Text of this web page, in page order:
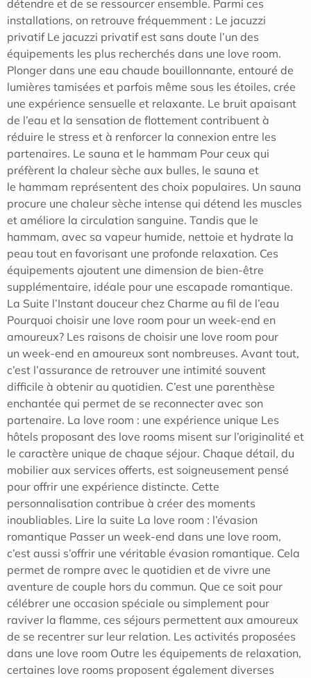
détendre et de se ressourcer ensemble. Parmi ces
installations, on retrouve fréquemment : Le jacuzzi
privatif Le jacuzzi privatif est sans doute l’un des
équipements les plus recherchés dans une love room.
Plonger dans une eau chaude bouillonnante, entouré de
lumières tamisées et parfois même sous les étoiles, crée
une expérience sensuelle et relaxante. Le bruit apaisant
de l’eau et la sensation de flottement contribuent à
réduire le stress et à renforcer la connexion entre les
partenaires. Le sauna et le hammam Pour ceux qui
préfèrent la chaleur sèche aux bulles, le sauna et
le hammam représentent des choix populaires. Un sauna
procure une chaleur sèche intense qui détend les muscles
et améliore la circulation sanguine. Tandis que le
hammam, avec sa vapeur humide, nettoie et hydrate la
peau tout en favorisant une profonde relaxation. Ces
équipements ajoutent une dimension de bien-être
supplémentaire, idéale pour une escapade romantique.
La Suite l’Instant douceur chez Charme au fil de l’eau
Pourquoi choisir une love room pour un week-end en
amoureux? Les raisons de choisir une love room pour
un week-end en amoureux sont nombreuses. Avant tout,
c’est l’assurance de retrouver une intimité souvent
difficile à obtenir au quotidien. C’est une parenthèse
enchantée qui permet de se reconnecter avec son
partenaire. La love room : une expérience unique Les
hôtels proposant des love rooms misent sur l’originalité et
le caractère unique de chaque séjour. Chaque détail, du
mobilier aux services offerts, est soigneusement pensé
pour offrir une expérience distincte. Cette
personnalisation contribue à créer des moments
inoubliables. Lire la suite La love room : l’évasion
romantique Passer un week-end dans une love room,
c’est aussi s’offrir une véritable évasion romantique. Cela
permet de rompre avec le quotidien et de vivre une
aventure de couple hors du commun. Que ce soit pour
célébrer une occasion spéciale ou simplement pour
raviver la flamme, ces séjours permettent aux amoureux
de se recentrer sur leur relation. Les activités proposées
dans une love room Outre les équipements de relaxation,
certaines love rooms proposent également diverses